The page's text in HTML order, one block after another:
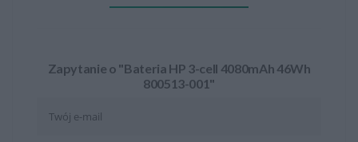
Zapytanie o "Bateria HP 3-cell 4080mAh 46Wh
800513-001"